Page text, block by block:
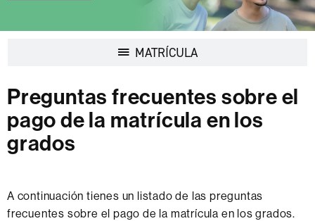
Autònoma
MATRÍCULA
Preguntas frecuentes sobre el
pago de la matrícula en los
grados
A continuación tienes un listado de las preguntas
frecuentes sobre el pago de la matrícula en los grados.